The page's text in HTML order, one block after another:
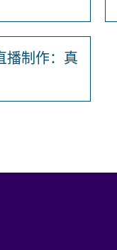
播制作：真